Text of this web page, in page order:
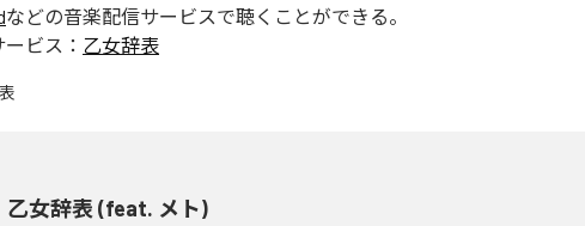
などの音楽配信サービスで聴くことができる。
ビス： 乙女辞表
乙女辞表 (feat. メト)